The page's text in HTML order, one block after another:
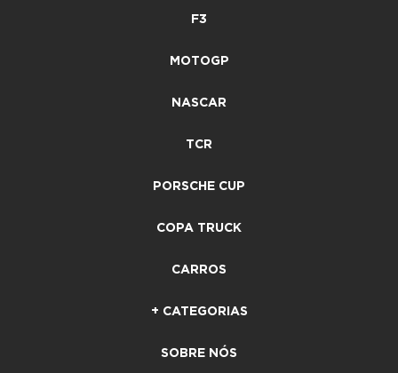
F3
MOTOGP
NASCAR
TCR
PORSCHE CUP
COPA TRUCK
CARROS
+ CATEGORIAS
SOBRE NÓS